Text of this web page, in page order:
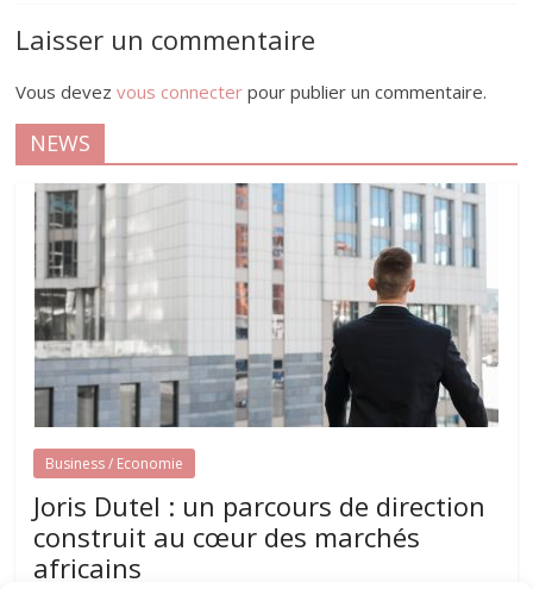
Laisser un commentaire
Vous devezvous connecter pour publier un commentaire.
NEWS
Business / Economie
Joris Dutel : un parcours de direction
construit au cœur des marchés
africains